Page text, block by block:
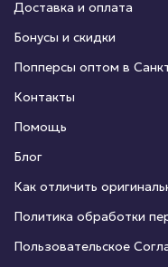
Доставка и оплата
Бонусы и скидки
Попперсы оптом в
Контакты
Помощь
Блог
Как отличить
Политика обработки
Пользовательское